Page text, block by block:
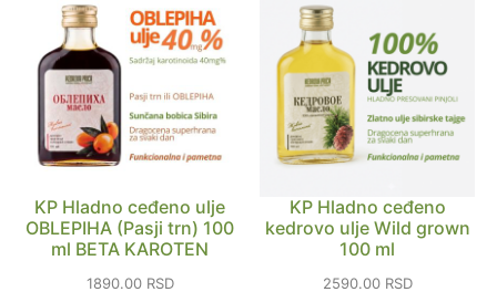
KP Hladno ceđeno ulje
OBLEPIHA (Pasji trn) 100
ml BETA KAROTEN
1890.00 RSD
KP Hladno ceđeno
kedrovo ulje Wild grown
100 ml
2590.00 RSD